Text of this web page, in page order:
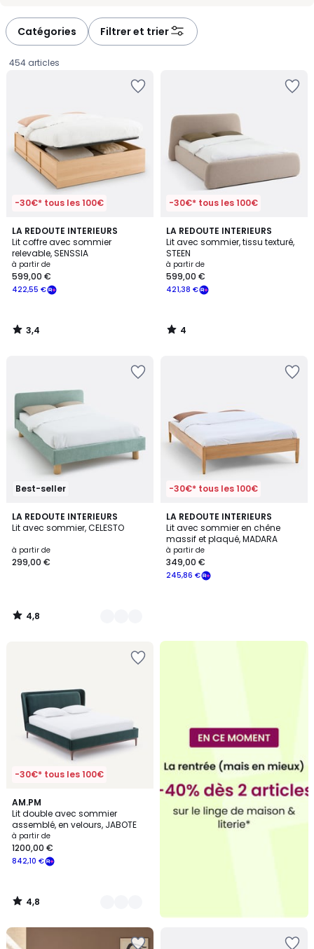
Catégories Filtrer et trier
454 articles
-30€* tous les 100€
LA REDOUTE INTERIEURS
Lit coffre avec sommier
relevable, SENSSIA
Prix
à
partir
599,00
€
programme
pour
payer
à
place
422,55
€.
à partir de
422,55 €
599,00 €
3,4
/ 5
3,4
/
-30€* tous les 100€
LA REDOUTE INTERIEURS
Lit avec sommier, tissu texturé,
STEEN
à partir de
421,38 €
599,00 €
4
/
5
4
/
Best-seller
LA REDOUTE INTERIEURS
Lit avec sommier, CELESTO
à partir de
299,00 €
4,8
/ 5
3
Couleurs
4,8
/
-30€* tous les 100€
LA REDOUTE INTERIEURS
Lit avec sommier en chêne
massif et plaqué, MADARA
à partir de
245,86 €
349,00 €
-30€* tous les 100€
AM.PM
Lit double avec sommier
assemblé, en velours, JABOTE
à partir de
842,10 €
1200,00 €
4,8
/ 5
2
Couleurs
4,8
/